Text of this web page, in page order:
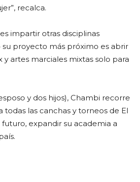
recalca.
impartir otras disciplinas
su proyecto más próximo es abrir
y artes marciales mixtas solo para
y dos hijos), Chambi recorre
todas las canchas y torneos de El
expandir su academia a